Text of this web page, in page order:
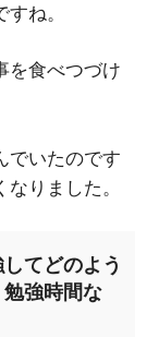
ね。
を食べつづけ
でいたのです
りました。
てどのよう
強時間な